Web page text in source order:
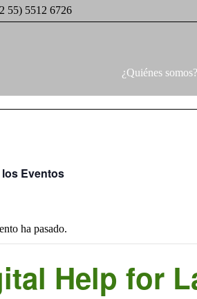
55) 5512 6726
¿Quiénes somos?
Eventos
ha pasado.
Help for